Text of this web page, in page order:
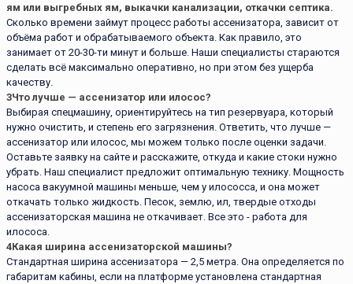
ям или выгребных ям, выкачки канализации, откачки септика.
Сколько времени займут процесс работы ассенизатора, зависит от
объёма работ и обрабатываемого объекта. Как правило, это
занимает от 20-30-ти минут и больше. Наши специалисты стараются
сделать всё максимально оперативно, но при этом без ущерба
качеству.
3Что лучше — ассенизатор или илосос?
Выбирая спецмашину, ориентируйтесь на тип резервуара, который
нужно очистить, и степень его загрязнения. Ответить, что лучше —
ассенизатор или илосос, мы можем только после оценки задачи.
Оставьте заявку на сайте и расскажите, откуда и какие стоки нужно
убрать. Наш специалист предложит оптимальную технику. Мощность
насоса вакуумной машины меньше, чем у илососса, и она может
откачать только жидкость. Песок, землю, ил, твердые отходы
ассенизаторская машина не откачивает. Все это - работа для
илососа.
4Какая ширина ассенизаторской машины?
Стандартная ширина ассенизатора — 2,5 метра. Она определяется по
габаритам кабины, если на платформе установлена стандартная